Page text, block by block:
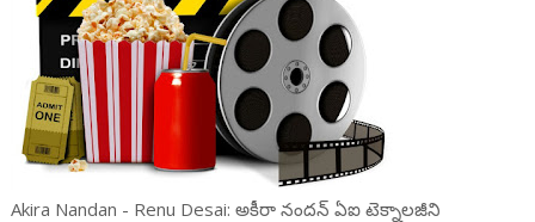
Akira Nandan - Renu Desai: అకీరా నంద‌న్ ఏఐ టెక్నాల‌జీని